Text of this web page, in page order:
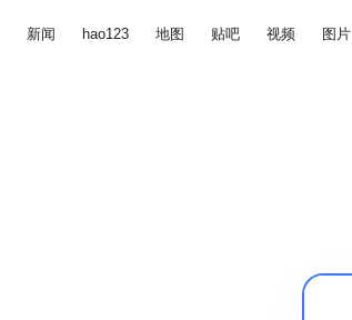
新闻 hao123 地图 贴吧 视频 图片